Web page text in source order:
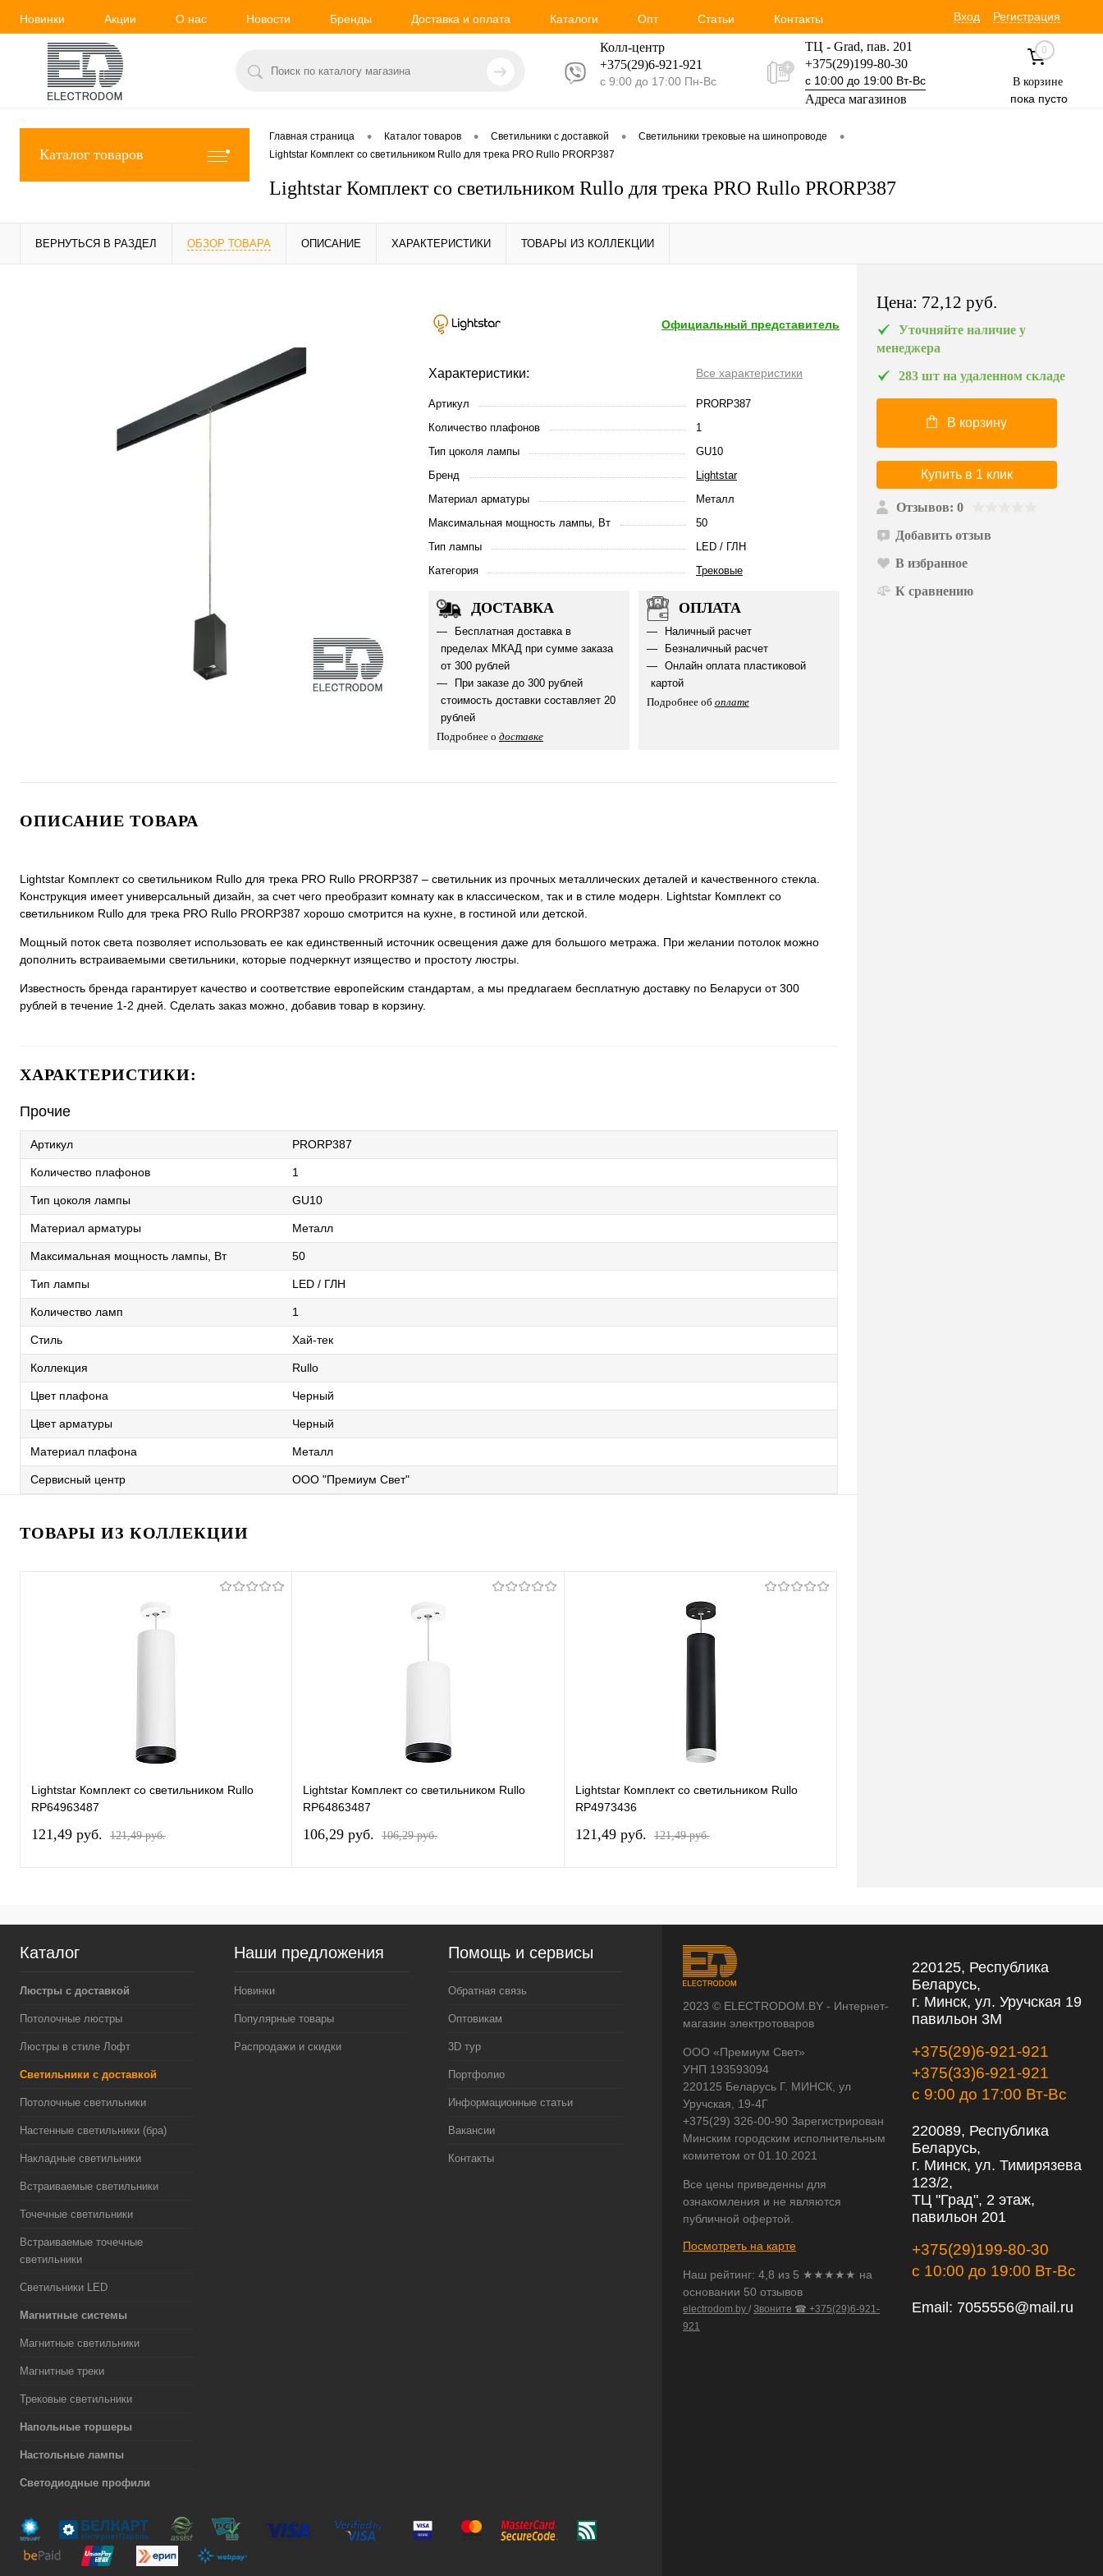
Новинки Акции О нас Новости Бренды Доставка и оплата Каталоги Опт Статьи Контакты Вход Регистрация
Колл-центр
+375(29)6-921-921
с 9:00 до 17:00 Пн-Вс
ТЦ - Grad, пав. 201
+375(29)199-80-30
с 10:00 до 19:00 Вт-Вс
Адреса магазинов
+375(29)354-30-60
0
В корзине
пока пусто
Каталог товаров
Главная страница • Каталог товаров • Светильники с доставкой • Светильники трековые на шинопроводе •
Lightstar Комплект со светильником Rullo для трека PRO Rullo PRORP387
Lightstar Комплект со светильником Rullo для трека PRO Rullo PRORP387
ВЕРНУТЬСЯ В РАЗДЕЛ ОБЗОР ТОВАРА ОПИСАНИЕ ХАРАКТЕРИСТИКИ ТОВАРЫ ИЗ КОЛЛЕКЦИИ
Официальный представитель
Характеристики: Все характеристики
Артикул
PRORP387
Количество плафонов
1
Тип цоколя лампы
GU10
Бренд
Lightstar
Материал арматуры
Металл
Максимальная мощность лампы, Вт
50
Тип лампы
LED / ГЛН
Категория
Трековые
ДОСТАВКА
Бесплатная доставка в
пределах МКАД при сумме заказа
от 300 рублей
При заказе до 300 рублей
стоимость доставки составляет 20
рублей
Подробнее о доставке
ОПЛАТА
Наличный расчет
Безналичный расчет
Онлайн оплата пластиковой
картой
Подробнее об оплате
ОПИСАНИЕ ТОВАРА
Lightstar Комплект со светильником Rullo для трека PRO Rullo PRORP387 – светильник из прочных металлических деталей и качественного стекла.
Конструкция имеет универсальный дизайн, за счет чего преобразит комнату как в классическом, так и в стиле модерн. Lightstar Комплект со
светильником Rullo для трека PRO Rullo PRORP387 хорошо смотрится на кухне, в гостиной или детской.
Мощный поток света позволяет использовать ее как единственный источник освещения даже для большого метража. При желании потолок можно
дополнить встраиваемыми светильники, которые подчеркнут изящество и простоту люстры.
Известность бренда гарантирует качество и соответствие европейским стандартам, а мы предлагаем бесплатную доставку по Беларуси от 300
рублей в течение 1-2 дней. Сделать заказ можно, добавив товар в корзину.
ХАРАКТЕРИСТИКИ:
Прочие
Артикул PRORP387
Количество плафонов 1
Тип цоколя лампы GU10
Материал арматуры Металл
Максимальная мощность лампы, Вт 50
Тип лампы LED / ГЛН
Количество ламп 1
Стиль Хай-тек
Коллекция Rullo
Цвет плафона Черный
Цвет арматуры Черный
Материал плафона Металл
Сервисный центр ООО "Премиум Свет"
ТОВАРЫ ИЗ КОЛЛЕКЦИИ
Lightstar Комплект со светильником Rullo
RP64963487
121,49 pуб. 121,49 pуб.
Lightstar Комплект со светильником Rullo
RP64863487
106,29 pуб. 106,29 pуб.
Lightstar Комплект со светильником Rullo
RP4973436
121,49 pуб. 121,49 pуб.
Цена: 72,12 pуб.
Уточняйте наличие у
менеджера
283 шт на удаленном складе
В корзину
Купить в 1 клик
Отзывов: 0
Добавить отзыв
В избранное
К сравнению
Каталог
Люстры с доставкой
Потолочные люстры
Люстры в стиле Лофт
Светильники с доставкой
Потолочные светильники
Настенные светильники (бра)
Накладные светильники
Встраиваемые светильники
Точечные светильники
Встраиваемые точечные
светильники
Светильники LED
Магнитные системы
Магнитные светильники
Магнитные треки
Трековые светильники
Напольные торшеры
Настольные лампы
Светодиодные профили
Наши предложения
Новинки
Популярные товары
Распродажи и скидки
Помощь и сервисы
Обратная связь
Оптовикам
3D тур
Портфолио
Информационные статьи
Вакансии
Контакты
2023 © ELECTRODOM.BY - Интернет-
магазин электротоваров
ООО «Премиум Свет»
УНП 193593094
220125 Беларусь Г. МИНСК, ул
Уручская, 19-4Г
+375(29) 326-00-90 Зарегистрирован
Минским городским исполнительным
комитетом от 01.10.2021
Все цены приведенны для
ознакомления и не являются
публичной офертой.
Посмотреть на карте
Наш рейтинг: 4,8 из 5 ★★★★★ на
основании 50 отзывов
electrodom.by / Звоните ☎ +375(29)6-921-
921
220125, Республика
Беларусь,
г. Минск, ул. Уручская 19
павильон 3М
+375(29)6-921-921
+375(33)6-921-921
с 9:00 до 17:00 Вт-Вс
220089, Республика
Беларусь,
г. Минск, ул. Тимирязева
123/2,
ТЦ "Град", 2 этаж,
павильон 201
+375(29)199-80-30
с 10:00 до 19:00 Вт-Вс
Email: 7055556@mail.ru